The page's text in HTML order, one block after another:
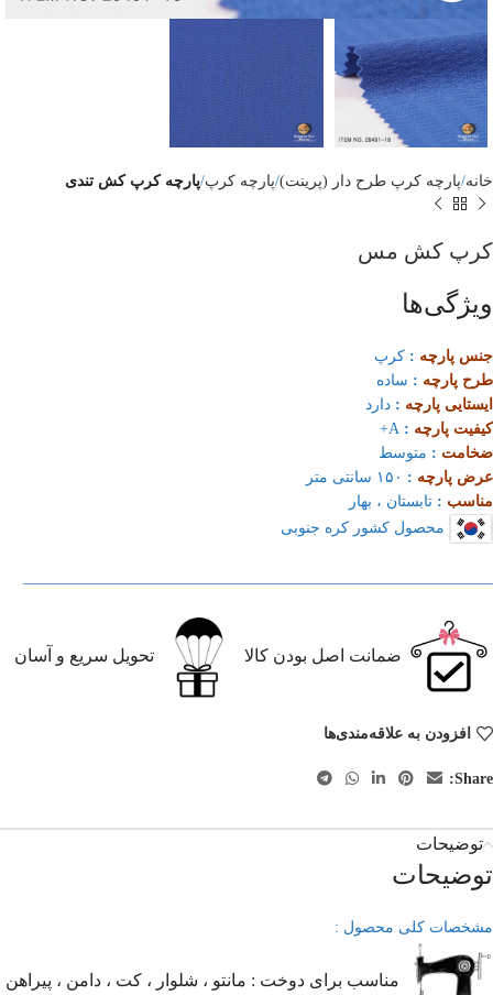
خانه پارچه کرپ طرح دار (پرینت) پارچه کرپ پارچه کرپ کش تندی
کرپ کش مس
ویژگی‌ها
جنس پارچه : کرپ
طرح پارچه : ساده
ایستایی پارچه : دارد
کیفیت پارچه :
ضخامت : متوسط
عرض پارچه :
مناسب : تابستان ، بهار
محصول کشور کره جنوبی
ضمانت اصل بودن کالا تحویل سریع و آسان
افزودن به علاقه‌مندی‌ها
Share:
توضیحات
توضیحات
مشخصات کلی محصول :
مناسب برای دوخت : مانتو ، شلوار ، کت ، دامن ، پیراهن